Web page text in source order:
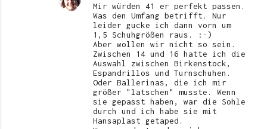
Mir würden 41 er perfekt passen.
Was den Umfang betrifft. Nur
leider gucke ich dann vorn um
1,5 Schuhgrößen raus. :-)
Aber wollen wir nicht so sein.
Zwischen 14 und 16 hatte ich die
Auswahl zwischen Birkenstock,
Espandrillos und Turnschuhen.
Oder Ballerinas, die ich mir
größer "latschen" musste. Wenn
sie gepasst haben, war die Sohle
durch und ich habe sie mit
Hansaplast getaped.